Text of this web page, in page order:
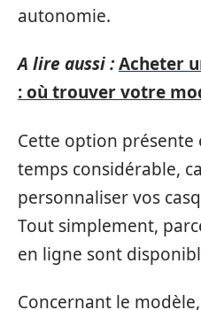
autonomie.
A lire aussi :Acheter
: où trouver votre
Cette option
temps considérable,
personnaliser vos
Tout simplement,
en ligne sont
Concernant le